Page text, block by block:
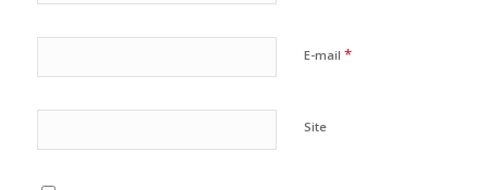
E-mail *
Site